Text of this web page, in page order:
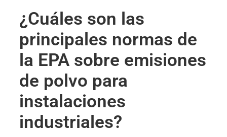
¿Cuáles son las
principales normas de
la EPA sobre emisiones
de polvo para
instalaciones
industriales?